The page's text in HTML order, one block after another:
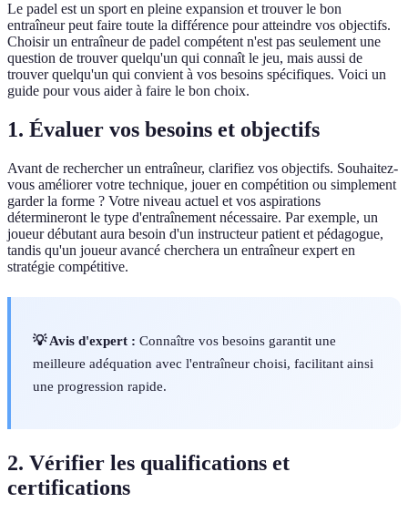
Le padel est un sport en pleine expansion et trouver le bon
entraîneur peut faire toute la différence pour atteindre vos objectifs.
Choisir un entraîneur de padel compétent n'est pas seulement une
question de trouver quelqu'un qui connaît le jeu, mais aussi de
trouver quelqu'un qui convient à vos besoins spécifiques. Voici un
guide pour vous aider à faire le bon choix.
1. Évaluer vos besoins et objectifs
Avant de rechercher un entraîneur, clarifiez vos objectifs. Souhaitez-
vous améliorer votre technique, jouer en compétition ou simplement
garder la forme ? Votre niveau actuel et vos aspirations
détermineront le type d'entraînement nécessaire. Par exemple, un
joueur débutant aura besoin d'un instructeur patient et pédagogue,
tandis qu'un joueur avancé cherchera un entraîneur expert en
stratégie compétitive.
💡 Avis d'expert : Connaître vos besoins garantit une
meilleure adéquation avec l'entraîneur choisi, facilitant ainsi
une progression rapide.
2. Vérifier les qualifications et
certifications